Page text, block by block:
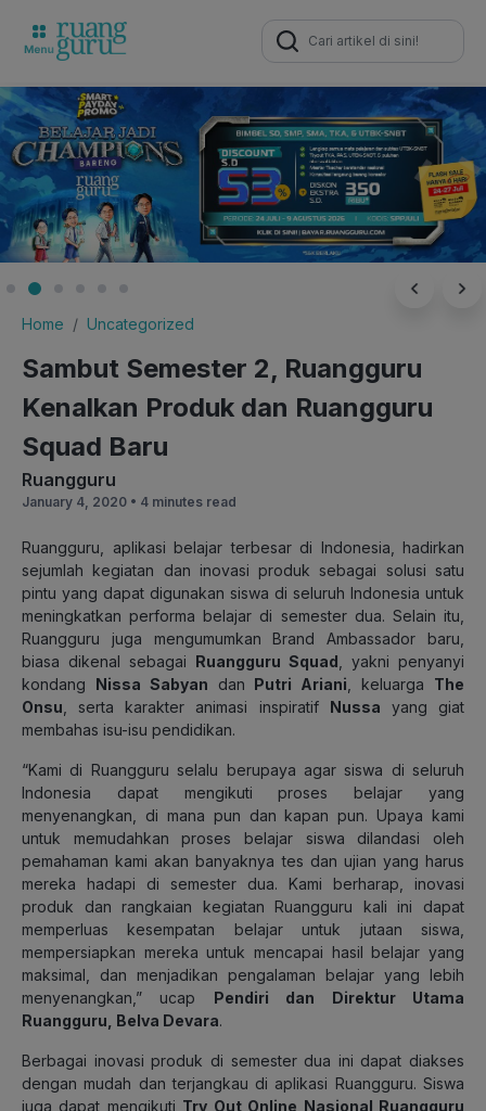
Search
for:
Home Uncategorized
Sambut Semester 2, Ruangguru
Kenalkan Produk dan Ruangguru
Squad Baru
Ruangguru
January 4, 2020 • 4 minutes read
Ruangguru, aplikasi belajar terbesar di Indonesia, hadirkan
sejumlah kegiatan dan inovasi produk sebagai solusi satu
pintu yang dapat digunakan siswa di seluruh Indonesia untuk
meningkatkan performa belajar di semester dua. Selain itu,
Ruangguru juga mengumumkan Brand Ambassador baru,
biasa dikenal sebagai Ruangguru Squad , yakni penyanyi
kondang Nissa Sabyan dan Putri Ariani , keluarga The
Onsu , serta karakter animasi inspiratif Nussa yang giat
membahas isu-isu pendidikan.
“Kami di Ruangguru selalu berupaya agar siswa di seluruh
Indonesia dapat mengikuti proses belajar yang
menyenangkan, di mana pun dan kapan pun. Upaya kami
untuk memudahkan proses belajar siswa dilandasi oleh
pemahaman kami akan banyaknya tes dan ujian yang harus
mereka hadapi di semester dua. Kami berharap, inovasi
produk dan rangkaian kegiatan Ruangguru kali ini dapat
memperluas kesempatan belajar untuk jutaan siswa,
mempersiapkan mereka untuk mencapai hasil belajar yang
maksimal, dan menjadikan pengalaman belajar yang lebih
menyenangkan,” ucap Pendiri dan Direktur Utama
Ruangguru, Belva Devara.
Berbagai inovasi produk di semester dua ini dapat diakses
dengan mudah dan terjangkau di aplikasi Ruangguru. Siswa
juga dapat mengikuti Try Out Online Nasional Ruangguru